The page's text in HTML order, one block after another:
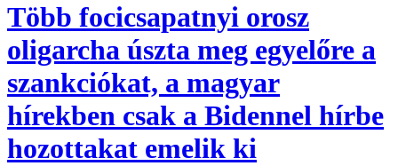
Több focicsapatnyi orosz
oligarcha úszta meg egyelőre a
szankciókat, a magyar
hírekben csak a Bidennel hírbe
hozottakat emelik ki